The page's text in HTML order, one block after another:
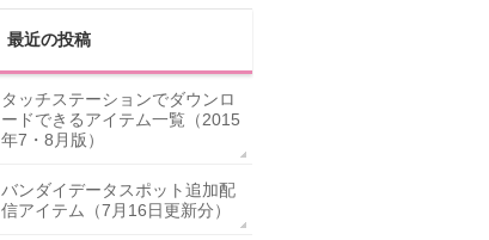
最近の投稿
タッチステーションでダウンロ
ードできるアイテム一覧（2015
年7・8月版）
バンダイデータスポット追加配
信アイテム（7月16日更新分）